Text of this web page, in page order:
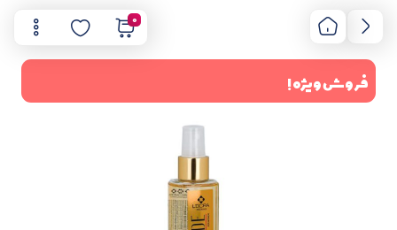
0
فروش ویژه !